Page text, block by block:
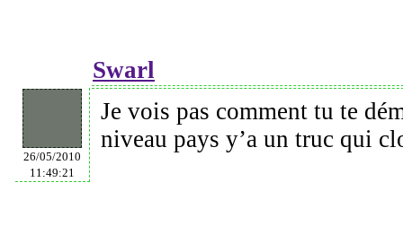
Swarl
26/05/2010
11:49:21
Je vois pas comment tu te
niveau pays y’a un truc qui